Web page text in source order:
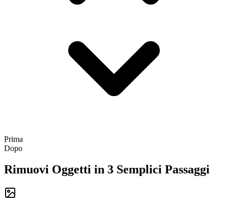
Prima
Dopo
Rimuovi Oggetti in 3 Semplici Passaggi